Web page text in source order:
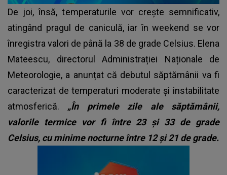
De joi, însă, temperaturile vor crește semnificativ,
atingând pragul de caniculă, iar în weekend se vor
înregistra valori de până la 38 de grade Celsius. Elena
Mateescu, directorul Administrației Naționale de
Meteorologie, a anunțat că debutul săptămânii va fi
caracterizat de temperaturi moderate și instabilitate
atmosferică. „În primele zile ale săptămânii,
valorile termice vor fi între 23 și 33 de grade
Celsius, cu minime nocturne între 12 și 21 de grade.